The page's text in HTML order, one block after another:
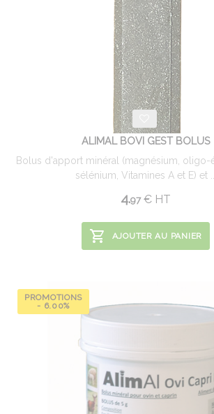
ALIMAL BOVI GEST BOLUS
Bolus d'apport minéral (magnésium, oligo-
sélénium, Vitamines A et E) et ...
4.97 € HT
AJOUTER AU PANIER
PROMOTIONS
- 6.00%